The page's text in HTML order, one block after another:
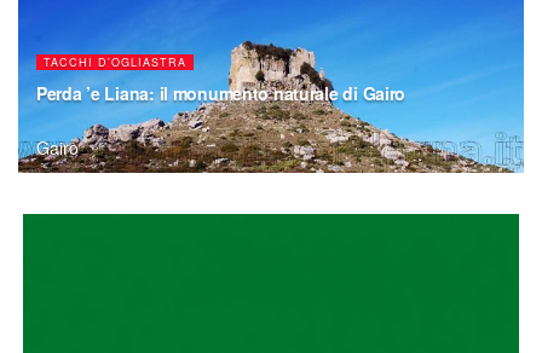
TACCHI D'OGLIASTRA
Perda ’e Liana: il monumento naturale di Gairo
Gairo